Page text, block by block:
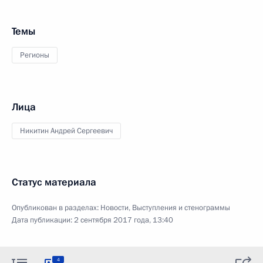
Темы
Регионы
Лица
Никитин Андрей Сергеевич
Статус материала
Опубликован в разделах: Новости, Выступления и стенограммы
Дата публикации:2 сентября 2017 года, 13:40
4